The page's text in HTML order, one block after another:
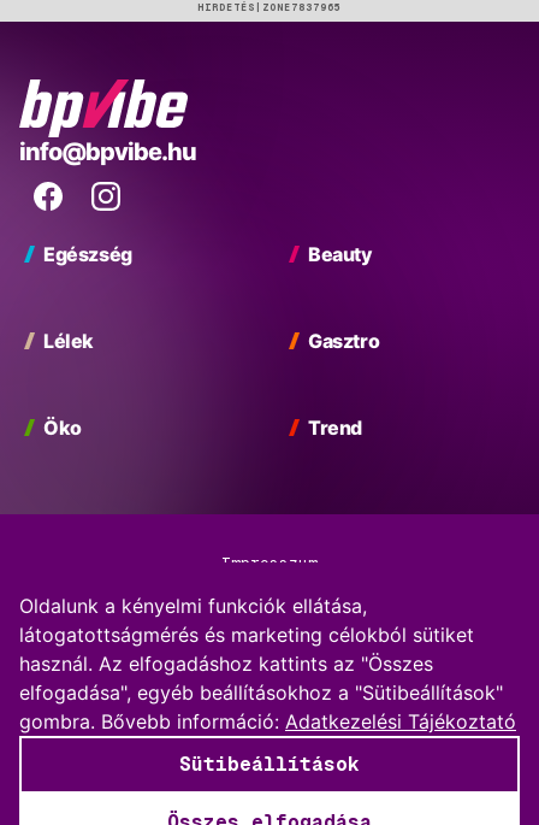
HIRDETÉS
BP
Vibe
info@bpvibe.hu
Egészség Beauty
Lélek Gasztro
Öko Trend
© 2026 BP Vibe
Impresszum
Adatkezelési Tájékoztató
Kommentkezelési szabályzat
Sütibeállítások
Oldalunk a kényelmi funkciók ellátása,
látogatottságmérés és marketing célokból sütiket
használ. Az elfogadáshoz kattints az "Összes
elfogadása", egyéb beállításokhoz a "Sütibeállítások"
gombra. Bővebb információ: Adatkezelési Tájékoztató
Sütibeállítások